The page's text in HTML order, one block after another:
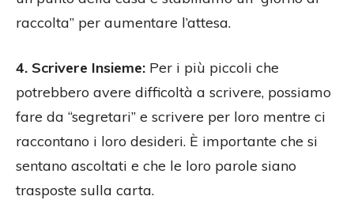
raccolta” per aumentare l’attesa.
4. Scrivere Insieme: Per i più piccoli che
potrebbero avere difficoltà a scrivere, possiamo
fare da “segretari” e scrivere per loro mentre ci
raccontano i loro desideri. È importante che si
sentano ascoltati e che le loro parole siano
trasposte sulla carta.